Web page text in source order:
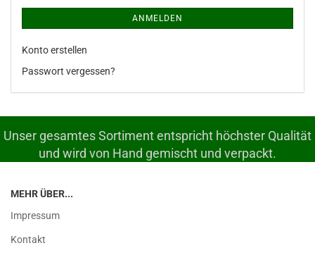
ANMELDEN
Konto erstellen
Passwort vergessen?
Unser gesamtes Sortiment entspricht höchster Qualität
und wird von Hand gemischt und verpackt.
MEHR ÜBER...
Impressum
Kontakt